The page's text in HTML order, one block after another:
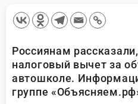
Россиянам
налоговый вычет за
автошколе.
группе